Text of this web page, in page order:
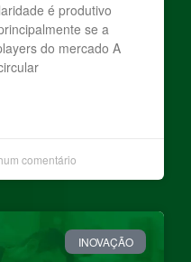
é produtivo
se a
do mercado A
comentário
INOVAÇÃO